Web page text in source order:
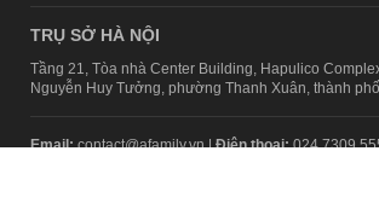
TRỤ SỞ HÀ NỘI
Tầng 21, Tòa nhà Center Building, Hapulico
Nguyễn Huy Tưởng, phường Thanh Xuân, thành
Email:contact@afamily.vn |Điện thoại:024 7309